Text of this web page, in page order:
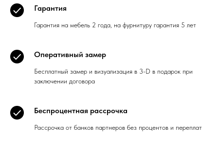
Гарантия
Гарантия на мебель 2 года, на фурнитуру гарантия 5 лет
Оперативный замер
Бесплатный замер и визуализация в 3-D в подарок при
заключении договора
Беспроцентная рассрочка
Рассрочка от банков партнеров без процентов и переплат